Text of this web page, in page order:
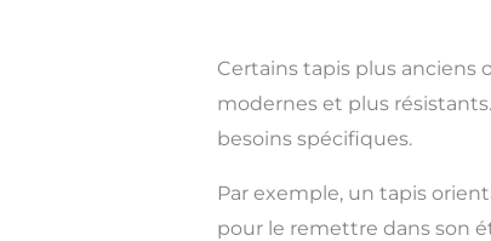
Certains tapis plus anciens
modernes et plus
besoins spécifiques.
Par exemple, un tapis
pour le remettre dans son